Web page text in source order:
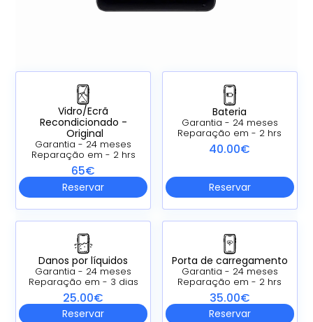
Vidro/Ecrã
Recondicionado -
Original
Garantia - 24 meses
Reparação em - 2 hrs
65€
Reservar
Bateria
Garantia - 24 meses
Reparação em - 2 hrs
40.00€
Reservar
Danos por líquidos
Garantia - 24 meses
Reparação em - 3 dias
25.00€
Reservar
Porta de carregamento
Garantia - 24 meses
Reparação em - 2 hrs
35.00€
Reservar